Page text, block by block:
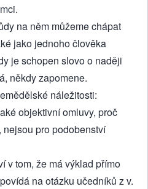
na něm můžeme chápat
jako jednoho člověka
je schopen slovo o naději
někdy zapomene.
náležitosti:
objektivní omluvy, proč
pro podobenství
v tom, že má výklad přímo
na otázku učedníků z v.